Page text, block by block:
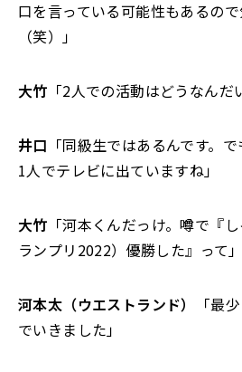
口を言っている可能性もあるの
（笑）」
大竹 「2人での活動はどうなんだ
井口 「同級生ではあるんです。
1人でテレビに出ていますね」
大竹 「河本くんだっけ。噂で『
ランプリ2022）優勝した』って」
河本太（ウエストランド）
「最
でいきました」